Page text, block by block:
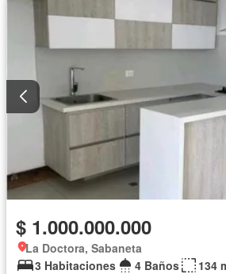
$ 1.000.000.000
La Doctora, Sabaneta
3 Habitaciones
4 Baños
134